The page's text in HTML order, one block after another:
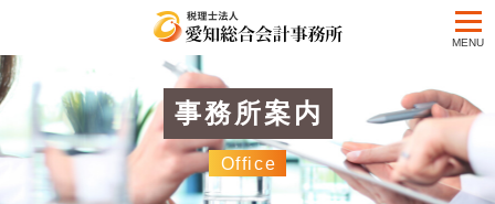
事務所案内
Office